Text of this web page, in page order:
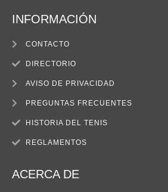
INFORMACIÓN
CONTACTO
DIRECTORIO
AVISO DE PRIVACIDAD
PREGUNTAS FRECUENTES
HISTORIA DEL TENIS
REGLAMENTOS
ACERCA DE